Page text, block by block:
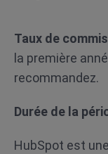
Taux de
la première
recommandez.
Durée de la
HubSpot est